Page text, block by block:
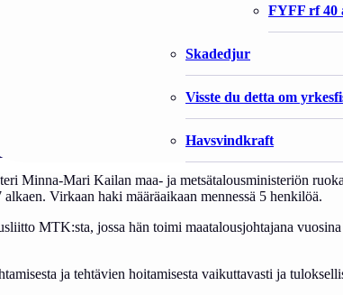
Fiskar och
Skadedjur
Visste du detta om
Havsvindkraft
FYFF rf 40
Minna-Mari Kailan maa- ja metsätalousministeriön
Virkaan haki määräaikaan mennessä 5 henkilöä.
MTK:sta, jossa hän toimi maatalousjohtajana
ja tehtävien hoitamisesta vaikuttavasti ja